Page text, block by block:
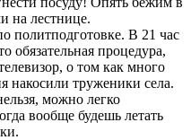
на лестнице.
политподготовке. В 21 час
процедура,
о том как много
накосили труженики села.
можно легко
вообще будешь летать